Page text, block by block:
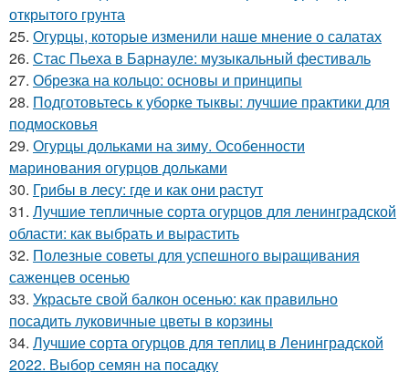
открытого грунта
25. Огурцы, которые изменили наше мнение о салатах
26. Стас Пьеха в Барнауле: музыкальный фестиваль
27. Обрезка на кольцо: основы и принципы
28. Подготовьтесь к уборке тыквы: лучшие практики для
подмосковья
29. Огурцы дольками на зиму. Особенности
маринования огурцов дольками
30. Грибы в лесу: где и как они растут
31. Лучшие тепличные сорта огурцов для ленинградской
области: как выбрать и вырастить
32. Полезные советы для успешного выращивания
саженцев осенью
33. Украсьте свой балкон осенью: как правильно
посадить луковичные цветы в корзины
34. Лучшие сорта огурцов для теплиц в Ленинградской
2022. Выбор семян на посадку